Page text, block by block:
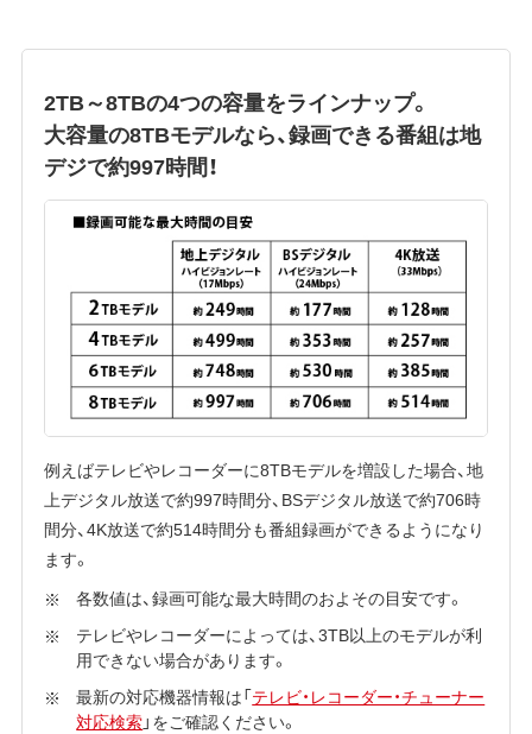
2TB～8TBの4つの容量をラインナップ。
大容量の8TBモデルなら、録画できる番組は地
デジで約997時間！
例えばテレビやレコーダーに8TBモデルを増設した場合、地
上デジタル放送で約997時間分、BSデジタル放送で約706時
間分、4K放送で約514時間分も番組録画ができるようになり
ます。
各数値は、録画可能な最大時間のおよその目安です。
テレビやレコーダーによっては、3TB以上のモデルが利
用できない場合があります。
最新の対応機器情報は「テレビ・レコーダー・チューナー
対応検索」をご確認ください。